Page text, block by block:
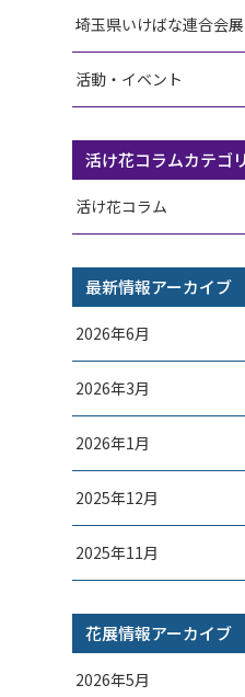
埼玉県いけばな連合会展
活動・イベント
活け花コラムカテゴ
活け花コラム
最新情報アーカイブ
2026年6月
2026年3月
2026年1月
2025年12月
2025年11月
花展情報アーカイブ
2026年5月